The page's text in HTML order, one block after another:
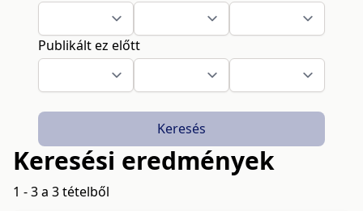
Publikált ez előtt
Keresés
Keresési eredmények
1 - 3 a 3 tételből